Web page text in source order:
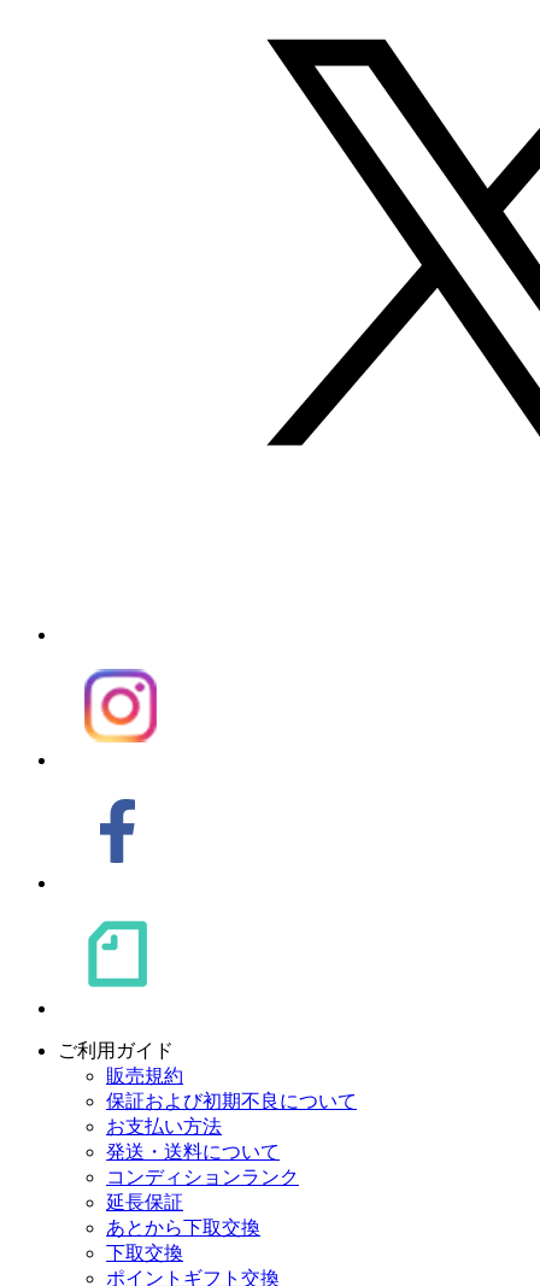
ご利用ガイド
販売規約
保証および初期不良について
お支払い方法
発送・送料について
コンディションランク
延長保証
あとから下取交換
下取交換
ポイントギフト交換